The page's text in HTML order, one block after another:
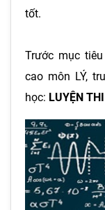
tốt.
Trước mục
cao môn LÝ,
học: LUYỆN